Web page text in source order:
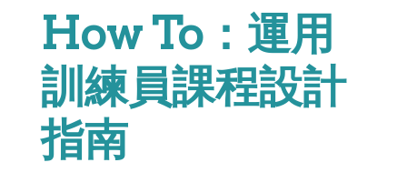
How To：運用
訓練員課程設計
指南